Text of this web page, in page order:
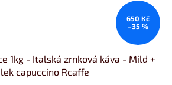
650 Kč
–35 %
1kg - Italská zrnková káva - Mild +
capuccino Rcaffe